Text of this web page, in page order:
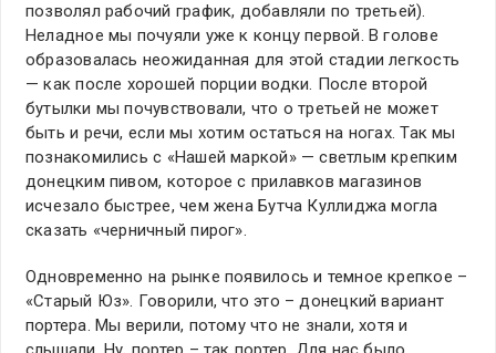
позволял рабочий график, добавляли по третьей).
Неладное мы почуяли уже к концу первой. В голове
образовалась неожиданная для этой стадии легкость
— как после хорошей порции водки. После второй
бутылки мы почувствовали, что о третьей не может
быть и речи, если мы хотим остаться на ногах. Так мы
познакомились с «Нашей маркой» — светлым крепким
донецким пивом, которое с прилавков магазинов
исчезало быстрее, чем жена Бутча Куллиджа могла
сказать «черничный пирог».
Одновременно на рынке появилось и темное крепкое –
«Старый Юз». Говорили, что это – донецкий вариант
портера. Мы верили, потому что не знали, хотя и